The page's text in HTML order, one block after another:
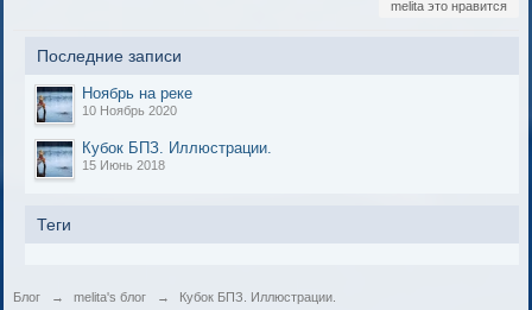
melita это нравится
Последние записи
Ноябрь на реке
10 Ноябрь 2020
Кубок БПЗ. Иллюстрации.
15 Июнь 2018
Теги
Блог → melita's блог →
Кубок БПЗ. Иллюстрации.